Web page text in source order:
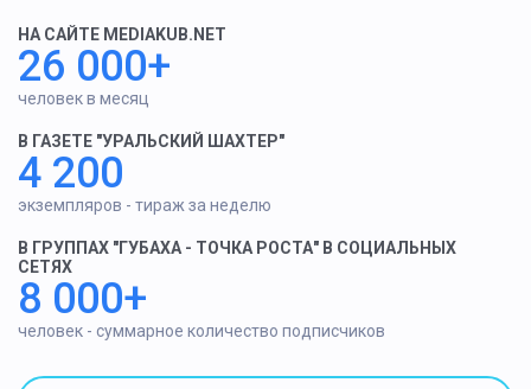
НА САЙТЕ MEDIAKUB.NET
26 000+
человек в месяц
В ГАЗЕТЕ "УРАЛЬСКИЙ ШАХТЕР"
4 200
экземпляров - тираж за неделю
В ГРУППАХ "ГУБАХА - ТОЧКА РОСТА" В СОЦИАЛЬНЫХ
СЕТЯХ
8 000+
человек - суммарное количество подписчиков